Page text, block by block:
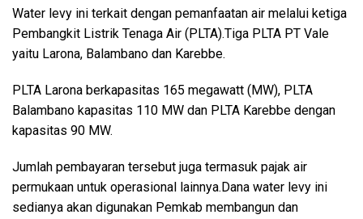
Water levy ini terkait dengan pemanfaatan air melalui ketiga
Pembangkit Listrik Tenaga Air (PLTA).Tiga PLTA PT Vale
yaitu Larona, Balambano dan Karebbe.
PLTA Larona berkapasitas 165 megawatt (MW), PLTA
Balambano kapasitas 110 MW dan PLTA Karebbe dengan
kapasitas 90 MW.
Jumlah pembayaran tersebut juga termasuk pajak air
permukaan untuk operasional lainnya.Dana water levy ini
sedianya akan digunakan Pemkab membangun dan